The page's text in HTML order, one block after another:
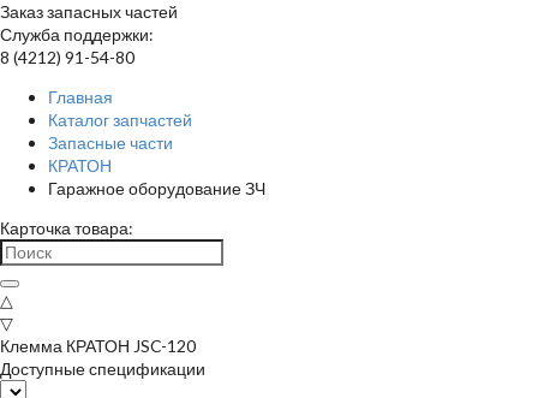
Заказ запасных частей
Служба поддержки:
8 (4212) 91-54-80
Главная
Каталог запчастей
Запасные части
КРАТОН
Гаражное оборудование ЗЧ
Карточка товара:
△
▽
Клемма КРАТОН JSC-120
Доступные спецификации